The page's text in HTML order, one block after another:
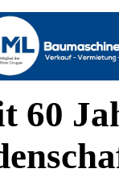
60